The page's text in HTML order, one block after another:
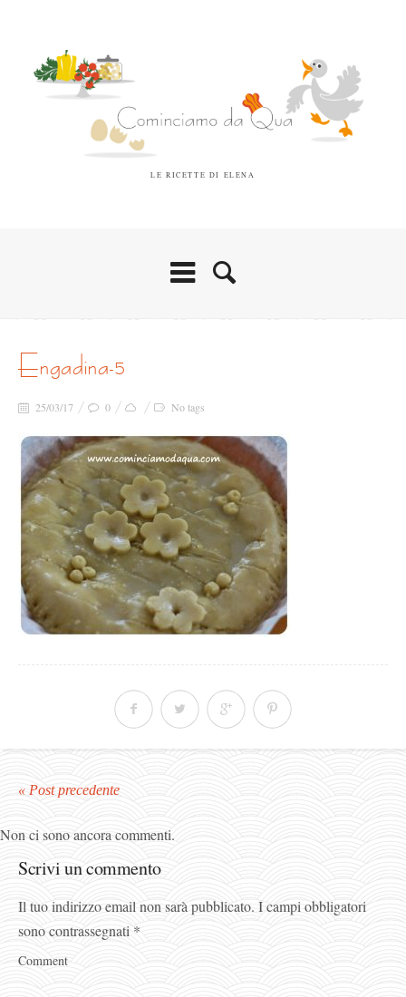
LE RICETTE DI ELENA
engadina-5
25/03/17 0 No tags
« Post precedente
Non ci sono ancora commenti.
Scrivi un commento
Il tuo indirizzo email non sarà pubblicato. I campi obbligatori
sono contrassegnati *
Comment